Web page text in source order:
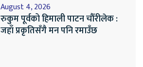
August 4, 2026
रुकुम पूर्वको हिमाली पाटन चौँरीलेक :
जहाँ प्रकृतिसँगै मन पनि रमाउँछ